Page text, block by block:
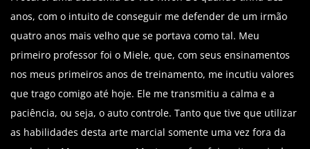
anos, com o intuito de conseguir me defender de um irmão
quatro anos mais velho que se portava como tal. Meu
primeiro professor foi o Miele, que, com seus ensinamentos
nos meus primeiros anos de treinamento, me incutiu valores
que trago comigo até hoje. Ele me transmitiu a calma e a
paciência, ou seja, o auto controle. Tanto que tive que utilizar
as habilidades desta arte marcial somente uma vez fora da